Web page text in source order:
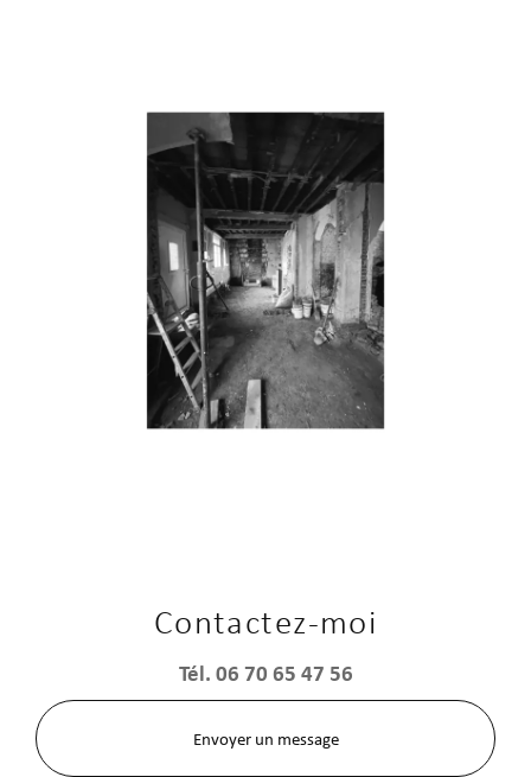
Contactez-moi
Tél.06 70 65 47 56
Envoyer un message